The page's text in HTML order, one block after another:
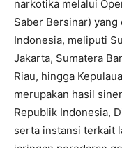
narkotika melalui
Saber Bersinar)
Indonesia, meliputi
Jakarta, Sumatera
Riau, hingga
merupakan hasil
Republik Indonesia,
serta instansi terkait